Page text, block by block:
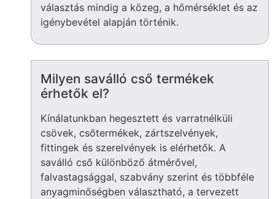
választás mindig a közeg, a hőmérséklet és az
igénybevétel alapján történik.
Milyen saválló cső termékek
érhetők el?
Kínálatunkban hegesztett és varratnélküli
csövek, csőtermékek, zártszelvények,
fittingek és szerelvények is elérhetők. A
saválló cső különböző átmérővel,
falvastagsággal, szabvány szerint és többféle
anyagminőségben választható, a tervezett